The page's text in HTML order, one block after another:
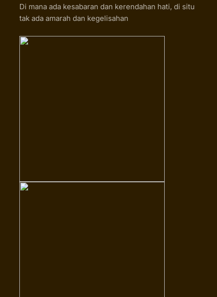
Di mana ada kesabaran dan kerendahan hati, di situ
tak ada amarah dan kegelisahan